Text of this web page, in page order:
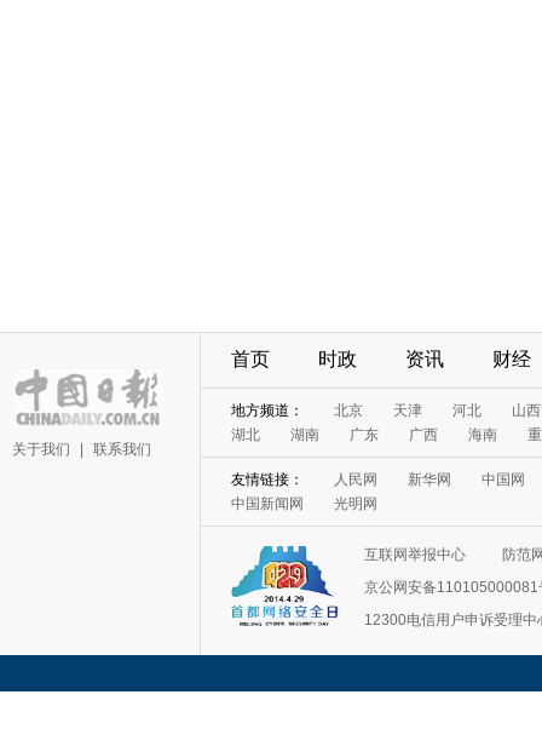
关于我们 联系我们
首页 时政 资讯 财经
地方频道： 北京 天津 河北
山西
湖北
湖南 广东 广西 海南
友情链接： 人民网 新华网
中国网
中国新闻网
光明网
互联网举报中心
防范
京公网安备110105000081
12300电信用户申诉受理中